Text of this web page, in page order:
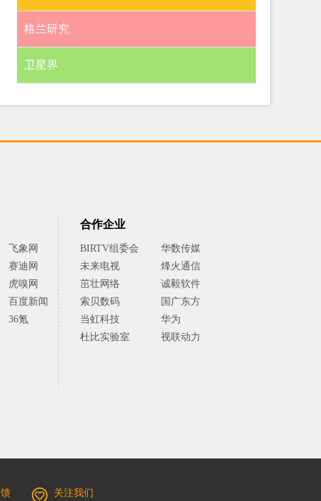
格兰研究
卫星界
飞象网
赛迪网
虎嗅网
百度新闻
36氪
合作企业
BIRTV组委会
华数传媒
未来电视
烽火通信
茁壮网络
诚毅软件
索贝数码
国广东方
当虹科技
华为
杜比实验室
视联动力
关注我们